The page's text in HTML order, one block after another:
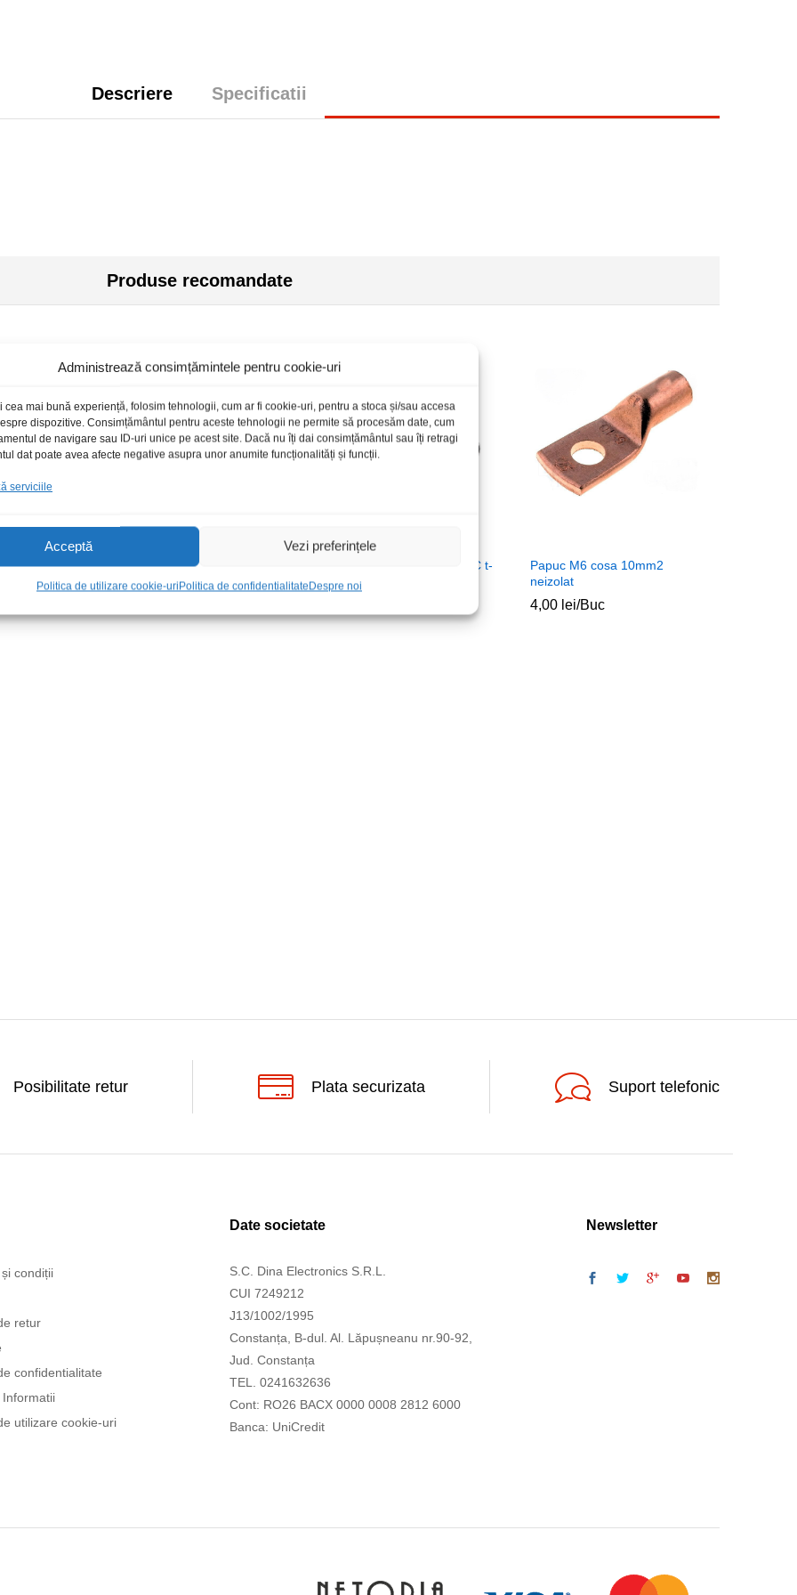
Administrează consimțămintele pentru cookie-uri
cea mai bună experiență, folosim tehnologii, cum ar fi cookie-uri, pentru a stoca și/sau accesa
dispozitive. Consimțământul pentru aceste tehnologii ne permite să procesăm date, cum
de navigare sau ID-uri unice pe acest site. Dacă nu îți dai consimțământul sau îți retragi
dat poate avea afecte negative asupra unor anumite funcționalități și funcții.
serviciile
Acceptă Vezi preferințele
Politica de utilizare cookie-uriPolitica de confidentialitateDespre noi
Descriere Specificatii
Produse recomandate
fir
Papuc 6.3mm m+t galben
partial izolat
Adaptor USB 2.0 Micro-tip C t-
m
Papuc M6 cosa 10mm2
neizolat
4,00 lei/Buc
Posibilitate retur Plata securizata Suport telefonic
condiții
retur
confidentialitate
utilizare cookie-uri
Date societate
S.C. Dina Electronics S.R.L.
CUI 7249212
J13/1002/1995
Constanța, B-dul. Al. Lăpușneanu nr.90-92,
Jud. Constanța
TEL. 0241632636
Cont: RO26 BACX 0000 0008 2812 6000
Banca: UniCredit
Newsletter